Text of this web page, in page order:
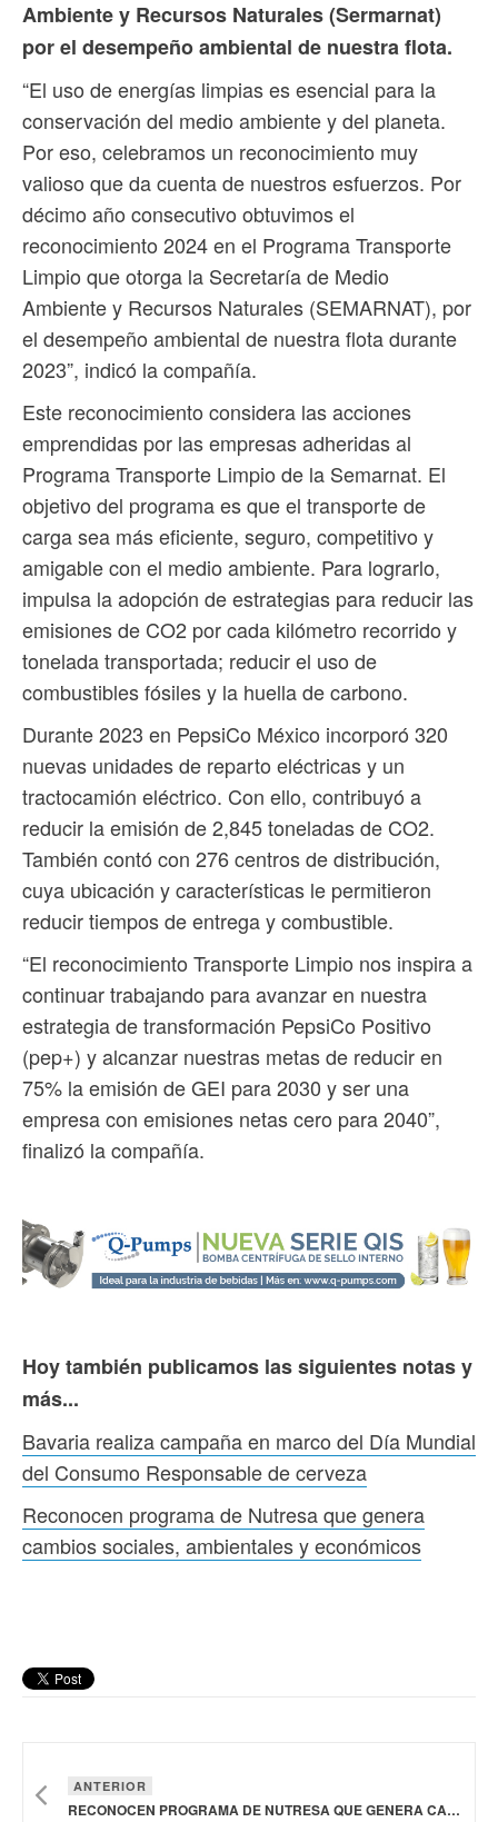
Ambiente y Recursos Naturales (Sermarnat)
por el desempeño ambiental de nuestra flota.
“El uso de energías limpias es esencial para la
conservación del medio ambiente y del planeta.
Por eso, celebramos un reconocimiento muy
valioso que da cuenta de nuestros esfuerzos. Por
décimo año consecutivo obtuvimos el
reconocimiento 2024 en el Programa Transporte
Limpio que otorga la Secretaría de Medio
Ambiente y Recursos Naturales (SEMARNAT), por
el desempeño ambiental de nuestra flota durante
2023”, indicó la compañía.
Este reconocimiento considera las acciones
emprendidas por las empresas adheridas al
Programa Transporte Limpio de la Semarnat. El
objetivo del programa es que el transporte de
carga sea más eficiente, seguro, competitivo y
amigable con el medio ambiente. Para lograrlo,
impulsa la adopción de estrategias para reducir las
emisiones de CO2 por cada kilómetro recorrido y
tonelada transportada; reducir el uso de
combustibles fósiles y la huella de carbono.
Durante 2023 en PepsiCo México incorporó 320
nuevas unidades de reparto eléctricas y un
tractocamión eléctrico. Con ello, contribuyó a
reducir la emisión de 2,845 toneladas de CO2.
También contó con 276 centros de distribución,
cuya ubicación y características le permitieron
reducir tiempos de entrega y combustible.
“El reconocimiento Transporte Limpio nos inspira a
continuar trabajando para avanzar en nuestra
estrategia de transformación PepsiCo Positivo
(pep+) y alcanzar nuestras metas de reducir en
75% la emisión de GEI para 2030 y ser una
empresa con emisiones netas cero para 2040”,
finalizó la compañía.
Hoy también publicamos las siguientes notas y
más...
Bavaria realiza campaña en marco del Día Mundial
del Consumo Responsable de cerveza
Reconocen programa de Nutresa que genera
cambios sociales, ambientales y económicos
ANTERIOR
RECONOCEN PROGRAMA DE NUTRESA QUE GENERA CAMBIOS SOCIALES, AMBIENTALES Y ECONÓMICOS